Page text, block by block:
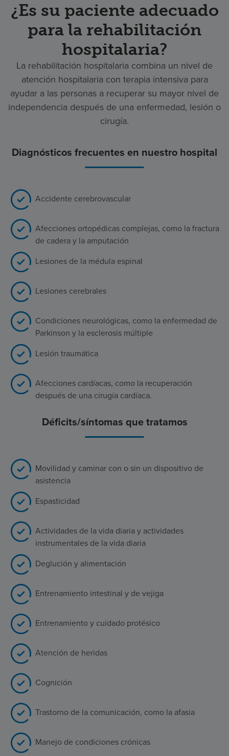
¿Es su paciente adecuado
para la rehabilitación
hospitalaria?
La rehabilitación hospitalaria combina un nivel de
atención hospitalaria con terapia intensiva para
ayudar a las personas a recuperar su mayor nivel de
independencia después de una enfermedad, lesión o
cirugía.
Diagnósticos frecuentes en nuestro hospital
Accidente cerebrovascular
Afecciones ortopédicas complejas, como la fractura
de cadera y la amputación
Lesiones de la médula espinal
Lesiones cerebrales
Condiciones neurológicas, como la enfermedad de
Parkinson y la esclerosis múltiple
Lesión traumática
Afecciones cardíacas, como la recuperación
después de una cirugía cardíaca.
Déficits/síntomas que tratamos
Movilidad y caminar con o sin un dispositivo de
asistencia
Espasticidad
Actividades de la vida diaria y actividades
instrumentales de la vida diaria
Deglución y alimentación
Entrenamiento intestinal y de vejiga
Entrenamiento y cuidado protésico
Atención de heridas
Cognición
Trastorno de la comunicación, como la afasia
Manejo de condiciones crónicas